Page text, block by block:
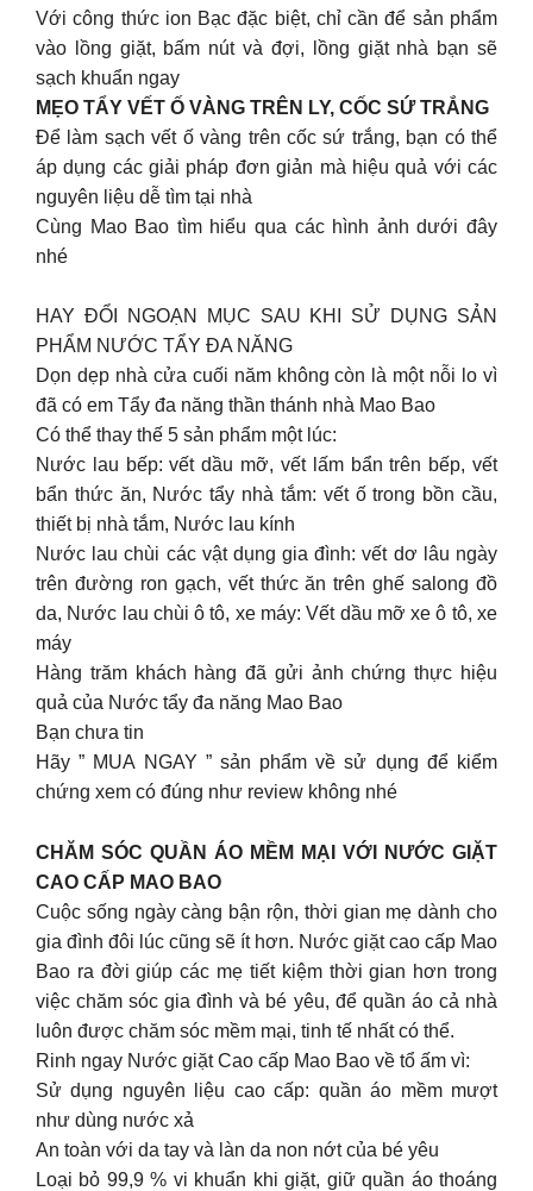
Với công thức ion Bạc đặc biệt, chỉ cần để sản phẩm
vào lồng giặt, bấm nút và đợi, lồng giặt nhà bạn sẽ
sạch khuẩn ngay
MẸO TẨY VẾT Ố VÀNG TRÊN LY, CỐC SỨ TRẮNG
Để làm sạch vết ố vàng trên cốc sứ trắng, bạn có thể
áp dụng các giải pháp đơn giản mà hiệu quả với các
nguyên liệu dễ tìm tại nhà
Cùng Mao Bao tìm hiểu qua các hình ảnh dưới đây
nhé
HAY ĐỔI NGOẠN MỤC SAU KHI SỬ DỤNG SẢN
PHẨM NƯỚC TẨY ĐA NĂNG
Dọn dẹp nhà cửa cuối năm không còn là một nỗi lo vì
đã có em Tẩy đa năng thần thánh nhà Mao Bao
Có thể thay thế 5 sản phẩm một lúc:
Nước lau bếp: vết dầu mỡ, vết lấm bẩn trên bếp, vết
bẩn thức ăn, Nước tẩy nhà tắm: vết ố trong bồn cầu,
thiết bị nhà tắm, Nước lau kính
Nước lau chùi các vật dụng gia đình: vết dơ lâu ngày
trên đường ron gạch, vết thức ăn trên ghế salong đồ
da, Nước lau chùi ô tô, xe máy: Vết dầu mỡ xe ô tô, xe
máy
Hàng trăm khách hàng đã gửi ảnh chứng thực hiệu
quả của Nước tẩy đa năng Mao Bao
Bạn chưa tin
Hãy ” MUA NGAY ” sản phẩm về sử dụng để kiểm
chứng xem có đúng như review không nhé
CHĂM SÓC QUẦN ÁO MỀM MẠI VỚI NƯỚC GIẶT
CAO CẤP MAO BAO
Cuộc sống ngày càng bận rộn, thời gian mẹ dành cho
gia đình đôi lúc cũng sẽ ít hơn. Nước giặt cao cấp Mao
Bao ra đời giúp các mẹ tiết kiệm thời gian hơn trong
việc chăm sóc gia đình và bé yêu, để quần áo cả nhà
luôn được chăm sóc mềm mại, tinh tế nhất có thể.
Rinh ngay Nước giặt Cao cấp Mao Bao về tổ ấm vì:
Sử dụng nguyên liệu cao cấp: quần áo mềm mượt
như dùng nước xả
An toàn với da tay và làn da non nớt của bé yêu
Loại bỏ 99,9 % vi khuẩn khi giặt, giữ quần áo thoáng